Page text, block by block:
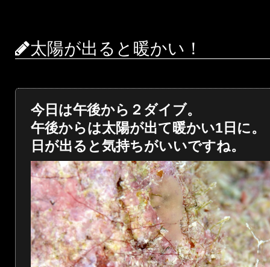
太陽が出ると暖かい！
今日は午後から２ダイブ。
午後からは太陽が出て暖かい1日に。
日が出ると気持ちがいいですね。